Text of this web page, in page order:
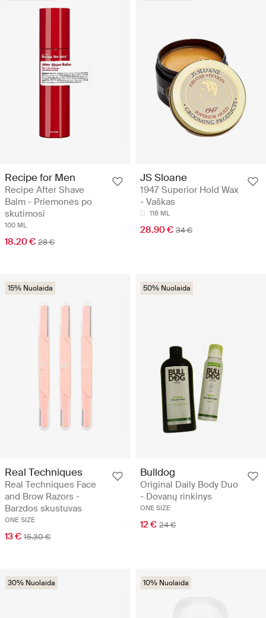
Recipe for Men
Recipe After Shave
Balm - Priemonės po
skutimosi
100 ML
18.20 € 28 €
JS Sloane
1947 Superior Hold Wax
- Vaškas
118 ML
28.90 € 34 €
15% Nuolaida
Real Techniques
Real Techniques Face
and Brow Razors -
Barzdos skustuvas
ONE SIZE
13 € 15.30 €
50% Nuolaida
Bulldog
Original Daily Body Duo
- Dovanų rinkinys
ONE SIZE
12 € 24 €
30% Nuolaida 10% Nuolaida